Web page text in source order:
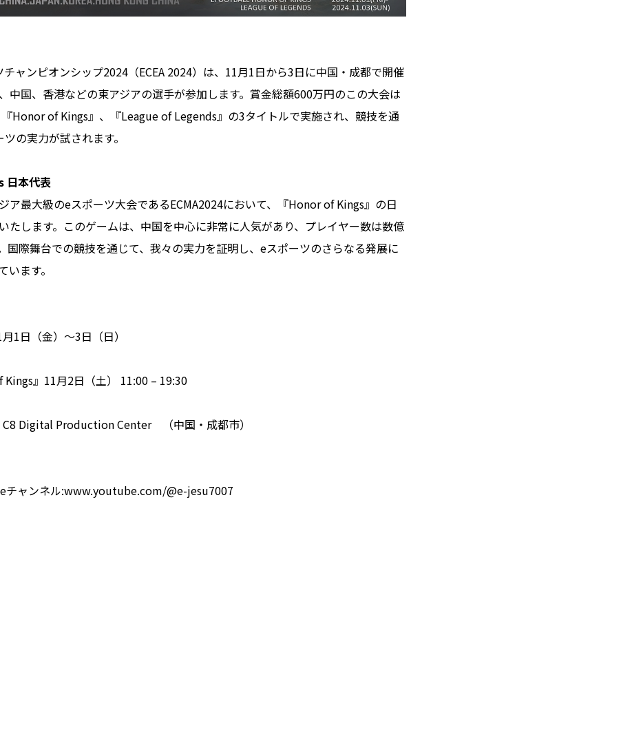
ャンピオンシップ2024（ECEA 2024）は、11月1日から3日に中国・成都で開催
中国、香港などの東アジアの選手が参加します。賞金総額600万円のこの大会は
Honor of Kings』、『League of Legends』の3タイトルで実施され、競技を通
の実力が試されます。
日本代表
ア最大級のeスポーツ大会であるECMA2024において、『Honor of Kings』の日
たします。このゲームは、中国を中心に非常に人気があり、プレイヤー数は数億
国際舞台での競技を通じて、我々の実力を証明し、eスポーツのさらなる発展に
ます。
1日（金）～3日（日）
』11月2日（土） 11:00 – 19:30
Digital Production Center （中国・成都市）
チャンネル:www.youtube.com/@e-jesu7007